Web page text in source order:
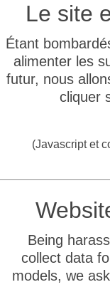
Le site
Étant
alimenter les
futur, nous
cliquer
(Javascript et
Being
collect data
models, we